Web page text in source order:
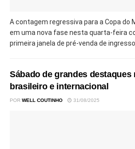
A contagem regressiva para a Copa do
em uma nova fase nesta quarta-feira
primeira janela de pré-venda de
Sábado de grandes destaques
brasileiro e internacional
POR WELL COUTINHO 31/08/2025